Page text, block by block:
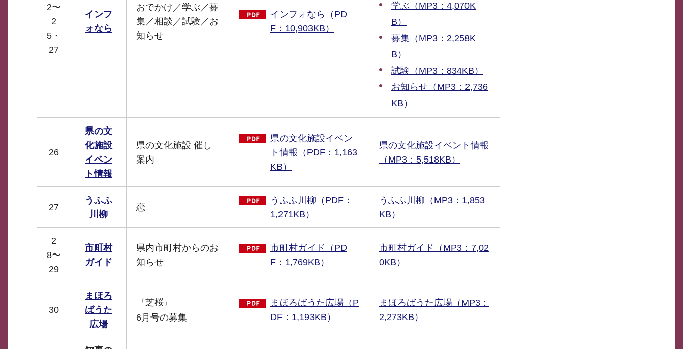
2〜
2
5・
27
インフ
ォなら
おでかけ／学ぶ／募
集／相談／試験／お
知らせ
インフォなら（PD
F：10,903KB）
学ぶ（MP3：4,070K
B）
募集（MP3：2,258K
B）
試験（MP3：834KB）
お知らせ（MP3：2,736
KB）
26
県の文
化施設
イベン
ト情報
県の文化施設 催し
案内
県の文化施設イベン
ト情報（PDF：1,163
KB）
県の文化施設イベント情報
（MP3：5,518KB）
27
うふふ
川柳
恋
うふふ川柳（PDF：
1,271KB）
うふふ川柳（MP3：1,853
KB）
2
8〜
29
市町村
ガイド
県内市町村からのお
知らせ
市町村ガイド（PD
F：1,769KB）
市町村ガイド（MP3：7,02
0KB）
30
まほろ
ばうた
広場
『芝桜』
6月号の募集
まほろばうた広場（P
DF：1,193KB）
まほろばうた広場（MP3：
2,273KB）